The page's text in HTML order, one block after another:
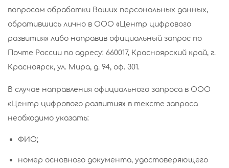
вопросам обработки Ваших персональных данных,
обратившись лично в ООО «Центр цифрового
развития» либо направив официальный запрос по
Почте России по адресу: 660017, Красноярский край, г.
Красноярск, ул. Мира, д. 94, оф. 301.
В случае направления официального запроса в ООО
«Центр цифрового развития» в тексте запроса
необходимо указать:
ФИО;
номер основного документа, удостоверяющего